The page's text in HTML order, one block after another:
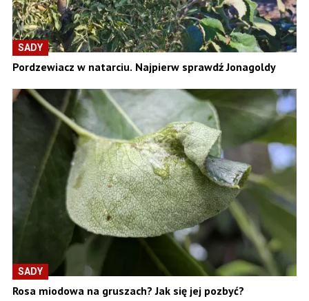
SADY
Pordzewiacz w natarciu. Najpierw sprawdź Jonagoldy
SADY
Rosa miodowa na gruszach? Jak się jej pozbyć?